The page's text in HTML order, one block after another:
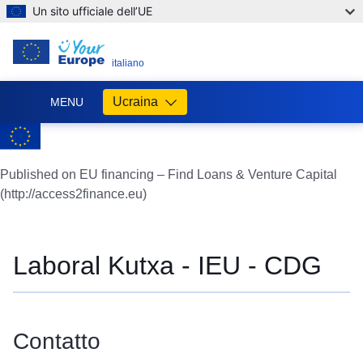
Un sito ufficiale dell’UE
italiano
MENU Ucraina
Україні
з
України,
що
Published on EU financing – Find Loans & Venture Capital
(http://access2finance.eu)
Laboral Kutxa - IEU - CDG
Contatto